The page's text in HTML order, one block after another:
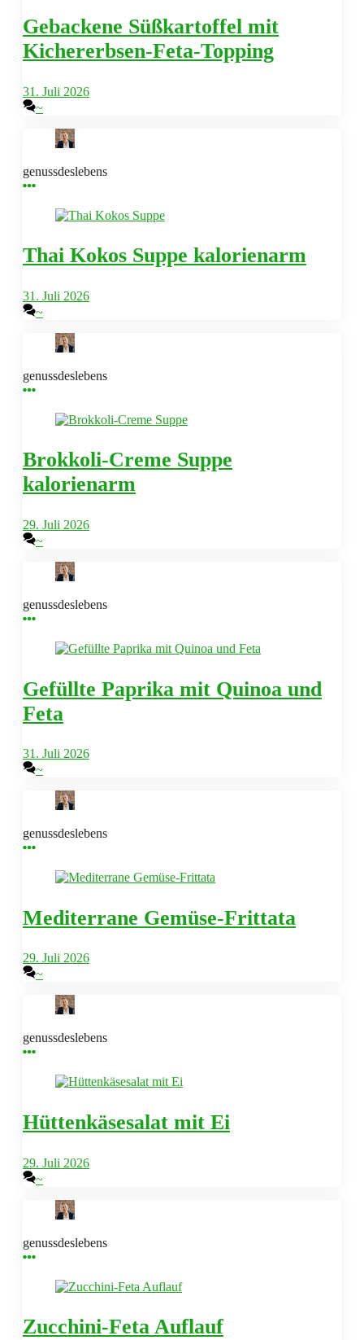
Gebackene Süßkartoffel mit
Kichererbsen-Feta-Topping
31. Juli 2026
~
genussdeslebens
Thai Kokos Suppe kalorienarm
31. Juli 2026
~
genussdeslebens
Brokkoli-Creme Suppe
kalorienarm
29. Juli 2026
~
genussdeslebens
Gefüllte Paprika mit Quinoa und
Feta
31. Juli 2026
~
genussdeslebens
Mediterrane Gemüse-Frittata
29. Juli 2026
~
genussdeslebens
Hüttenkäsesalat mit Ei
29. Juli 2026
~
genussdeslebens
Zucchini-Feta Auflauf